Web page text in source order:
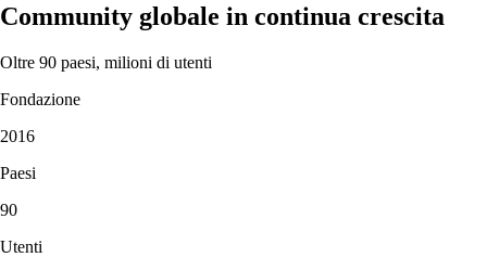
Community globale in continua crescita
Oltre 90 paesi, milioni di utenti
Fondazione
2016
Paesi
90
Utenti